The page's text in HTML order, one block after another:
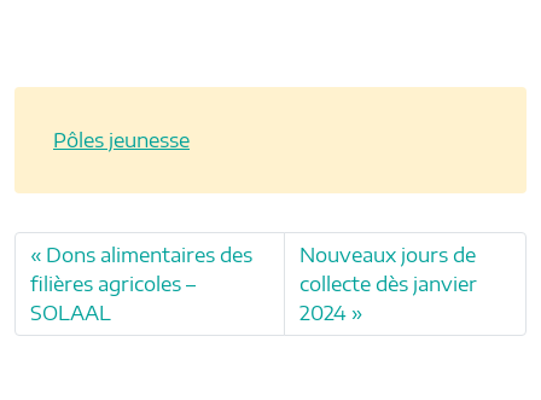
Pôles jeunesse
Dons alimentaires des
filières agricoles –
SOLAAL
Nouveaux jours de
collecte dès janvier
2024